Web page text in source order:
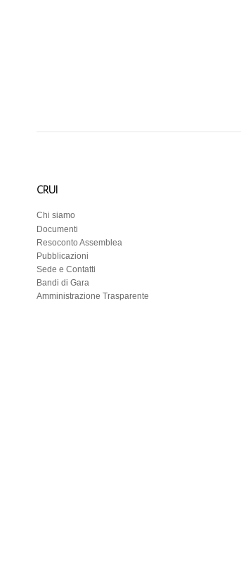
CRUI
Chi siamo
Documenti
Resoconto Assemblea
Pubblicazioni
Sede e Contatti
Bandi di Gara
Amministrazione Trasparente